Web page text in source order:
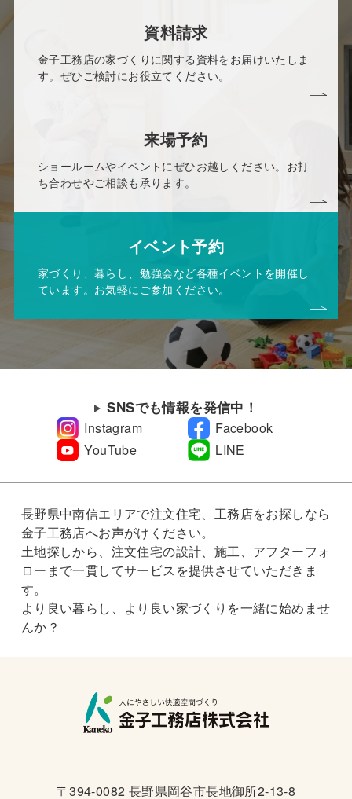
資料請求
金子工務店の家づくりに関する資料をお届けいたしま
す。ぜひご検討にお役立てください。
来場予約
ショールームやイベントにぜひお越しください。お打
ち合わせやご相談も承ります。
イベント予約
家づくり、暮らし、勉強会など各種イベントを開催し
ています。お気軽にご参加ください。
SNSでも情報を発信中！
Instagram
Facebook
YouTube
LINE
長野県中南信エリアで注文住宅、工務店をお探しなら
金子工務店へお声がけください。
土地探しから、注文住宅の設計、施工、アフターフォ
ローまで一貫してサービスを提供させていただきま
す。
より良い暮らし、より良い家づくりを一緒に始めませ
んか？
〒394-0082 長野県岡谷市長地御所2-13-8